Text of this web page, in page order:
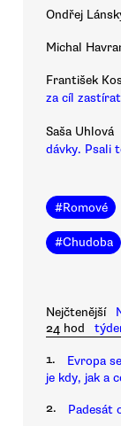
Ondřej
Michal
František
za cíl
Saša Uhlová
dávky. Psali
#Romové
#Chudoba
Nejčtenější
24 hod
1.
Evropa
je kdy, jak a
2. Padesát